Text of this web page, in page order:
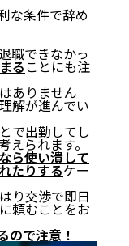
な条件で辞め
職できなかっ
ることにも注
ありません
解が進んでい
で出勤してし
えられます。
ら使い潰して
たりするケー
り交渉で即日
頼むことをお
ので注意！